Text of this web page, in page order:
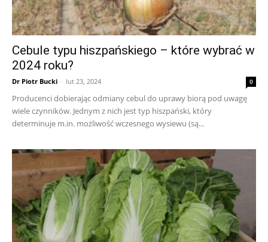
Cebule typu hiszpańskiego – które wybrać w
2024 roku?
Dr Piotr Bucki - lut 23, 2024 0
Producenci dobierając odmiany cebul do uprawy biorą pod uwagę
wiele czynników. Jednym z nich jest typ hiszpański, który
determinuje m.in. możliwość wczesnego wysiewu (są...